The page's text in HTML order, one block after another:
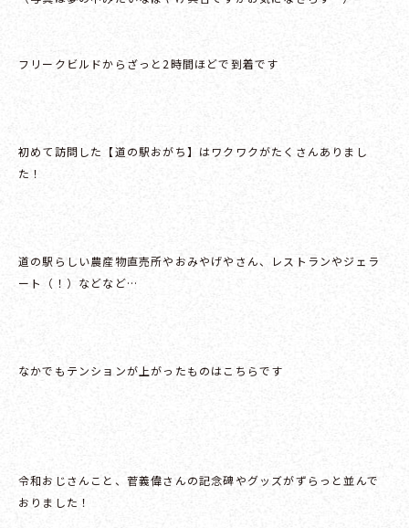
フリークビルドからざっと2時間ほどで到着です
初めて訪問した【道の駅おがち】はワクワクがたくさんありまし
た！
道の駅らしい農産物直売所やおみやげやさん、レストランやジェラ
ート（！）などなど…
なかでもテンションが上がったものはこちらです
令和おじさんこと、菅義偉さんの記念碑やグッズがずらっと並んで
おりました！